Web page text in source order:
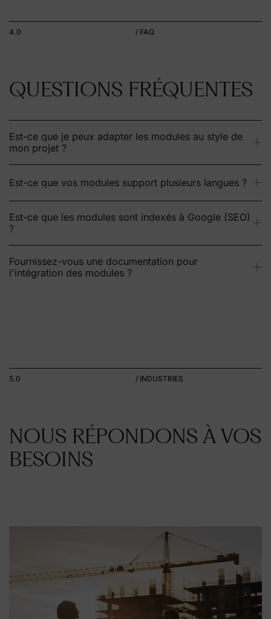
4.0 / FAQ
QUESTIONS FRÉQUENTES
Est-ce que je peux adapter les modules au style de
mon projet ?
Est-ce que vos modules support plusieurs langues ?
Est-ce que les modules sont indexés à Google (SEO)
?
Fournissez-vous une documentation pour
l'intégration des modules ?
5.0 / INDUSTRIES
NOUS RÉPONDONS À VOS
BESOINS